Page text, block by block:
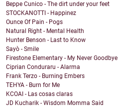
Beppe Cunico - The dirt under your feet
STOCKANOTTI - Happinez
Ounce Of Pain - Pogs
Natural Right - Mental Health
Hunter Benson - Last to Know
Sayò - Smile
Firestone Elementary - My Never Goodbye
Ciprian Conduraru - Alarma
Frank Terzo - Burning Embers
TEHYA - Burn for Me
KCOAI - Las cosas claras
JD Kucharik - Wisdom Momma Said